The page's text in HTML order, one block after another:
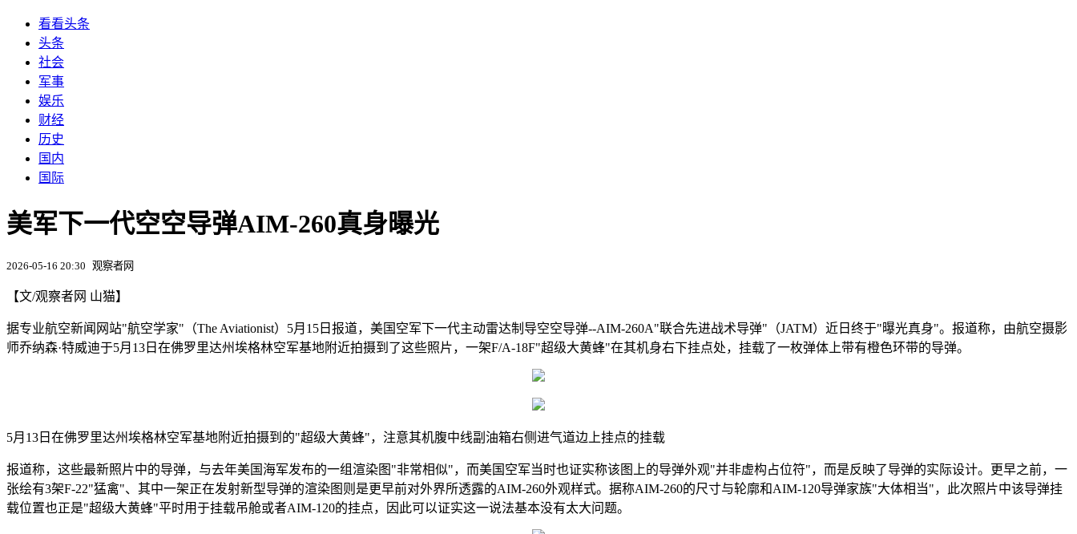
看看头条
头条
社会
军事
娱乐
财经
历史
国内
国际
美军下一代空空导弹AIM-260真身曝光
2026-05-16 20:30 观察者网
【文/观察者网 山猫】
据专业航空新闻网站"航空学家"（The Aviationist）5月15日报道，美国空军下一代主动雷达制导空空导弹--AIM-260A"联合先进战术导弹"（JATM）近日终于"曝光真身"。报道称，由航空摄影
师乔纳森·特威迪于5月13日在佛罗里达州埃格林空军基地附近拍摄到了这些照片，一架F/A-18F"超级大黄蜂"在其机身右下挂点处，挂载了一枚弹体上带有橙色环带的导弹。
5月13日在佛罗里达州埃格林空军基地附近拍摄到的"超级大黄蜂"，注意其机腹中线副油箱右侧进气道边上挂点的挂载
报道称，这些最新照片中的导弹，与去年美国海军发布的一组渲染图"非常相似"，而美国空军当时也证实称该图上的导弹外观"并非虚构占位符"，而是反映了导弹的实际设计。更早之前，一
张绘有3架F-22"猛禽"、其中一架正在发射新型导弹的渲染图则是更早前对外界所透露的AIM-260外观样式。据称AIM-260的尺寸与轮廓和AIM-120导弹家族"大体相当"，此次照片中该导弹挂
载位置也正是"超级大黄蜂"平时用于挂载吊舱或者AIM-120的挂点，因此可以证实这一说法基本没有太大问题。